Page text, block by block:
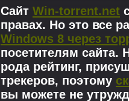
Сайт Win-torrent.net
правах. Но это все
Windows 8 через
посетителям сайта.
рода рейтинг,
трекеров, поэтому
вы можете не